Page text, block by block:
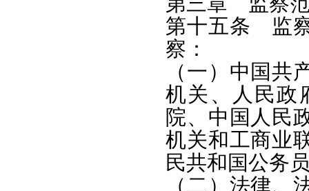
第十五条 监
察：
（一）中国共
机关、人民政
院、中国人民
机关和工商业
民共和国公务
（二）法律、